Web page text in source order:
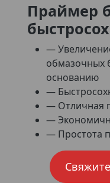
Праймер
—
обмазочных
основанию
—
— Отличная
—
— Простота